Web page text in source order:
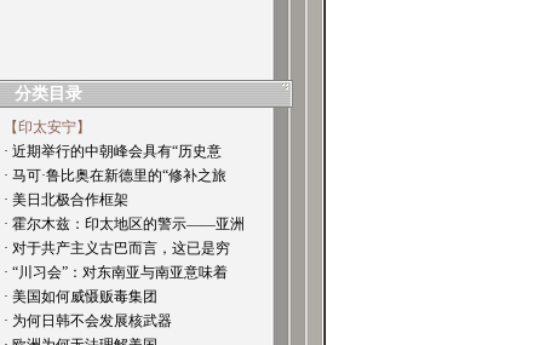
分类目录
【印太安宁】
· 近期举行的中朝峰会具有“历史意
· 马可·鲁比奥在新德里的“修补之旅
· 美日北极合作框架
· 霍尔木兹：印太地区的警示——亚洲
· 对于共产主义古巴而言，这已是穷
· “川习会”：对东南亚与南亚意味着
· 美国如何威慑贩毒集团
· 为何日韩不会发展核武器